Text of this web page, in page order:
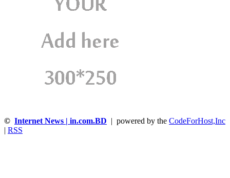
© Internet News | in.com.BD | powered by the CodeForHost,Inc
RSS